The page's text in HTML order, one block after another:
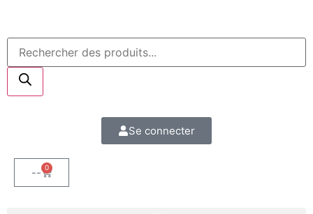
Se connecter
-- 0